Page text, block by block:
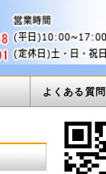
よくある質問